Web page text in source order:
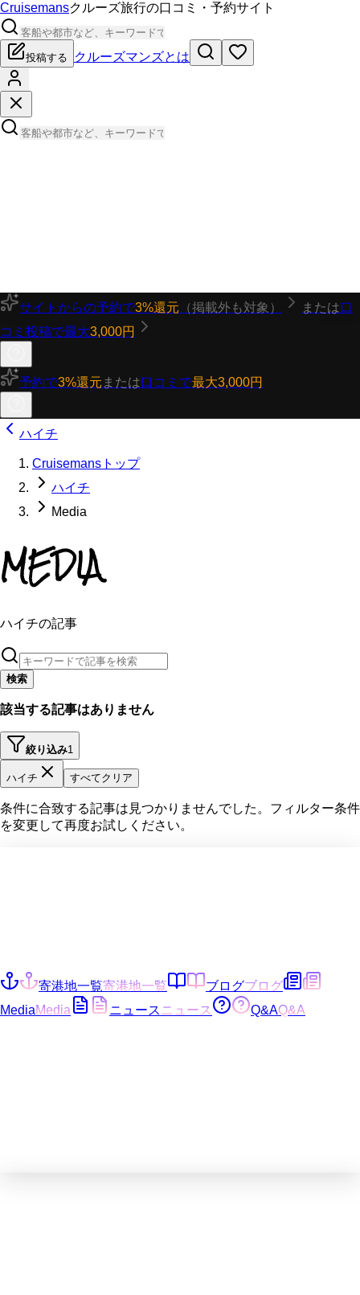
Cruisemansクルーズ旅行の口コミ・予約サイト
投稿する クルーズマンズとは
サイトからの予約で3%還元 （掲載外も対象） または口
コミ投稿で最大3,000円
予約で3%還元 または口コミで最大3,000円
ハイチ
Cruisemansトップ
ハイチ
Media
MEDIA
ハイチの記事
検索
該当する記事はありません
絞り込み1
ハイチ すべてクリア
条件に合致する記事は見つかりませんでした。フィルター条件
を変更して再度お試しください。
寄港地一覧寄港地一覧 ブログブログ
MediaMedia ニュース ニュース Q&AQ&A